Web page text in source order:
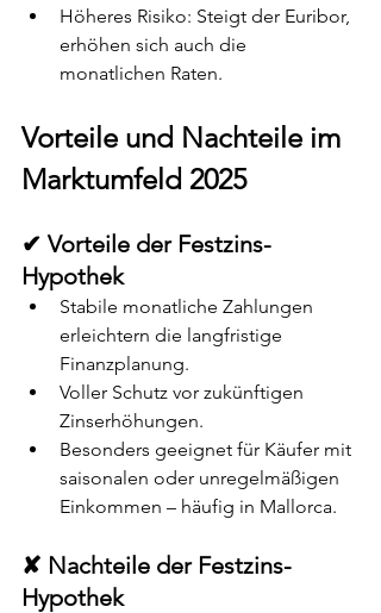
Höheres Risiko: Steigt der Euribor,
erhöhen sich auch die
monatlichen Raten.
Vorteile und Nachteile im
Marktumfeld 2025
✔ Vorteile der Festzins-
Hypothek
Stabile monatliche Zahlungen
erleichtern die langfristige
Finanzplanung.
Voller Schutz vor zukünftigen
Zinserhöhungen.
Besonders geeignet für Käufer mit
saisonalen oder unregelmäßigen
Einkommen – häufig in Mallorca.
✘ Nachteile der Festzins-
Hypothek